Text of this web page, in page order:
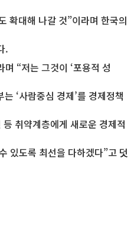
확대해 나갈 것”이라며 한국의
.
“저는 그것이 ‘포용적 성
‘사람중심 경제’를 경제정책
취약계층에게 새로운 경제적
있도록 최선을 다하겠다”고 덧